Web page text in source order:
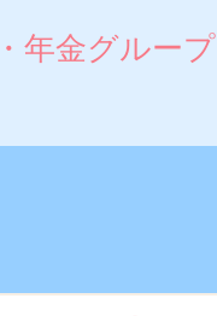
年金グループ